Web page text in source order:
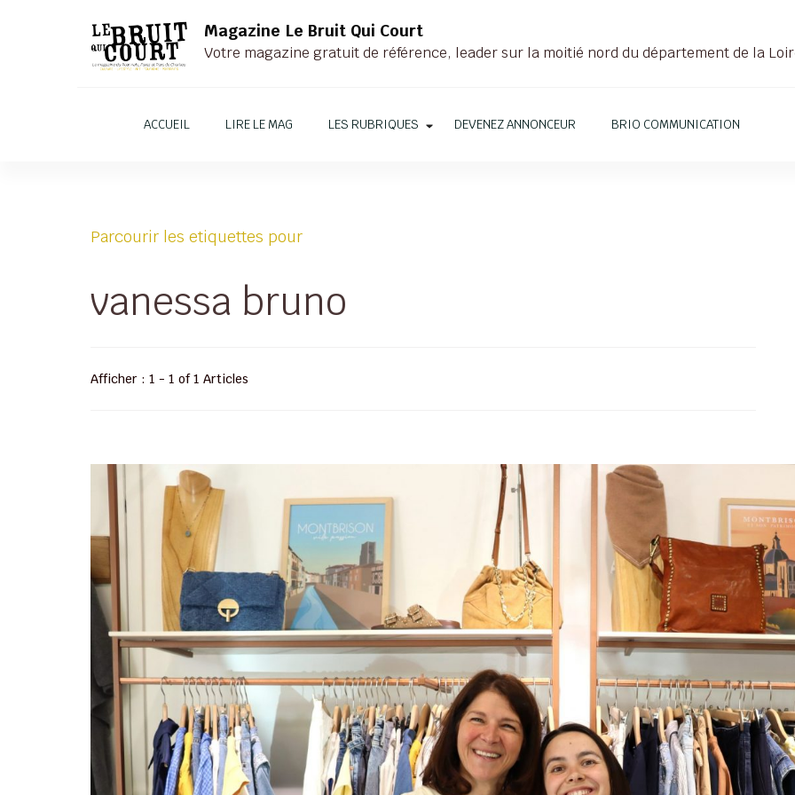
Magazine Le Bruit Qui Court
Votre magazine gratuit de référence, leader sur la moitié nord du département de la
ACCUEIL LIRE LE MAG LES RUBRIQUES DEVENEZ ANNONCEUR BRIO COMMUNICATION
Parcourir les etiquettes pour
vanessa bruno
Afficher : 1 - 1 of 1 Articles